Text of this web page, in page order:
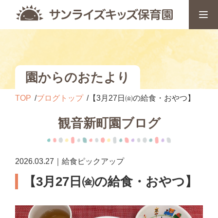
園からのおたより
TOP ブログトップ 【3月27日㈮の給食・おやつ】
観音新町園ブログ
2026.03.27｜給食ピックアップ
【3月27日㈮の給食・おやつ】